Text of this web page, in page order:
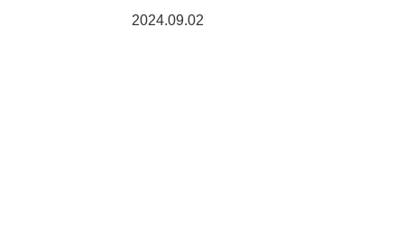
2024.09.02